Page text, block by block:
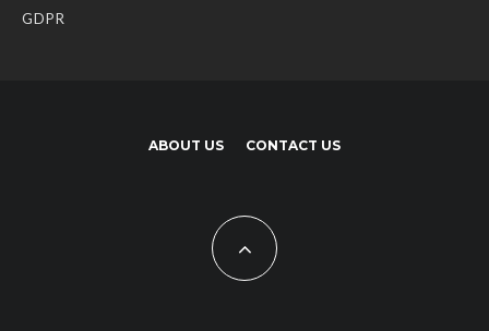
GDPR
ABOUT US CONTACT US